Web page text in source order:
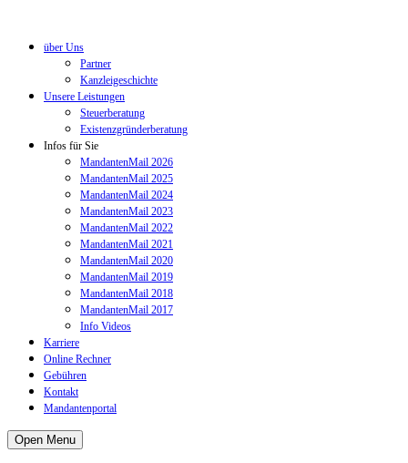
über Uns
Partner
Kanzleigeschichte
Unsere Leistungen
Steuerberatung
Existenzgründerberatung
Infos für Sie
MandantenMail 2026
MandantenMail 2025
MandantenMail 2024
MandantenMail 2023
MandantenMail 2022
MandantenMail 2021
MandantenMail 2020
MandantenMail 2019
MandantenMail 2018
MandantenMail 2017
Info Videos
Karriere
Online Rechner
Gebühren
Kontakt
Mandantenportal
Open Menu